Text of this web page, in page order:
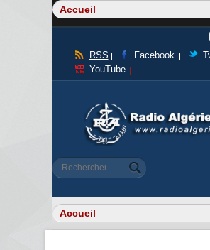
RSS Facebook
YouTube
Formulaire de
Rechercher